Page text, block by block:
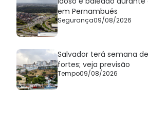
em Pernambués
Segurança09/08/2026
Salvador terá semana
fortes; veja previsão
Tempo09/08/2026